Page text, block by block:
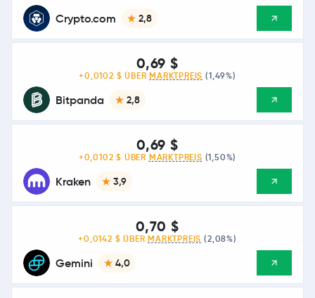
Crypto.com 2,8
Bitpanda 2,8
0,69 $
+0,0102 $ ÜBER MARKTPREIS (1,49%)
Kraken 3,9
0,69 $
+0,0102 $ ÜBER MARKTPREIS (1,50%)
Gemini 4,0
0,70 $
+0,0142 $ ÜBER MARKTPREIS (2,08%)